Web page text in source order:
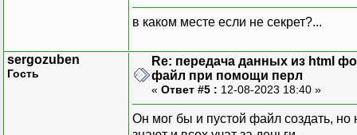
в каком месте если не секрет?...
sergozuben
Гость
Re: передача данных из html
файл при помощи перл
« Ответ #5 : 12-08-2023 18:40 »
Он мог бы и пустой файл создать, но